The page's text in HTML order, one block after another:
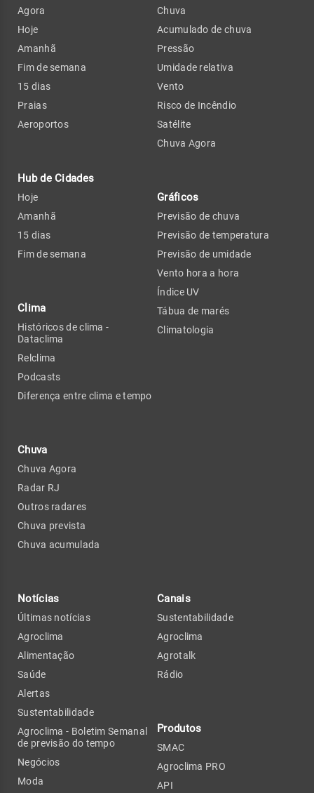
Agora
Hoje
Amanhã
Fim de semana
15 dias
Praias
Aeroportos
Hub de Cidades
Hoje
Amanhã
15 dias
Fim de semana
Clima
Históricos de clima -
Dataclima
Relclima
Podcasts
Diferença entre clima e tempo
Chuva
Chuva Agora
Radar RJ
Outros radares
Chuva prevista
Chuva acumulada
Chuva
Acumulado de chuva
Pressão
Umidade relativa
Vento
Risco de Incêndio
Satélite
Chuva Agora
Gráficos
Previsão de chuva
Previsão de temperatura
Previsão de umidade
Vento hora a hora
Índice UV
Tábua de marés
Climatologia
Notícias
Últimas notícias
Agroclima
Alimentação
Saúde
Alertas
Sustentabilidade
Agroclima - Boletim Semanal
de previsão do tempo
Negócios
Moda
Canais
Sustentabilidade
Agroclima
Agrotalk
Rádio
Produtos
SMAC
Agroclima PRO
API